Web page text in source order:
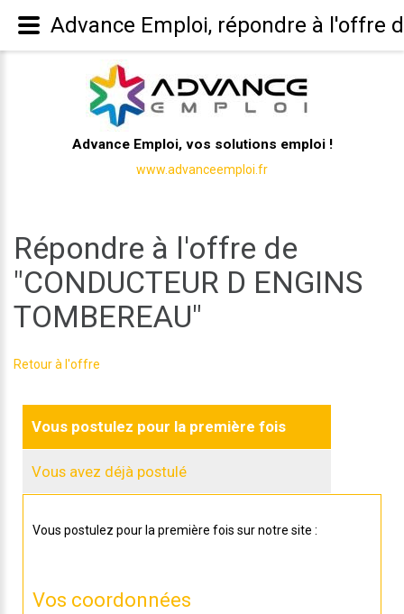
Advance Emploi, vos solutions emploi !
www.advanceemploi.fr
Répondre à l'offre de
"CONDUCTEUR D ENGINS
TOMBEREAU"
Retour à l'offre
Vous postulez pour la première fois
Vous avez déjà postulé
Vous postulez pour la première fois sur notre site :
Vos coordonnées
Advance Emploi, répondre à l'offre